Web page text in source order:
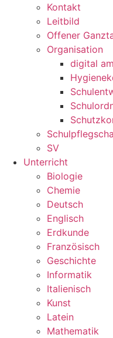
Kontakt
Leitbild
Offener
Organisation
digital
SV
Unterricht
Biologie
Chemie
Deutsch
Englisch
Erdkunde
Französisch
Geschichte
Informatik
Italienisch
Kunst
Latein
Mathematik